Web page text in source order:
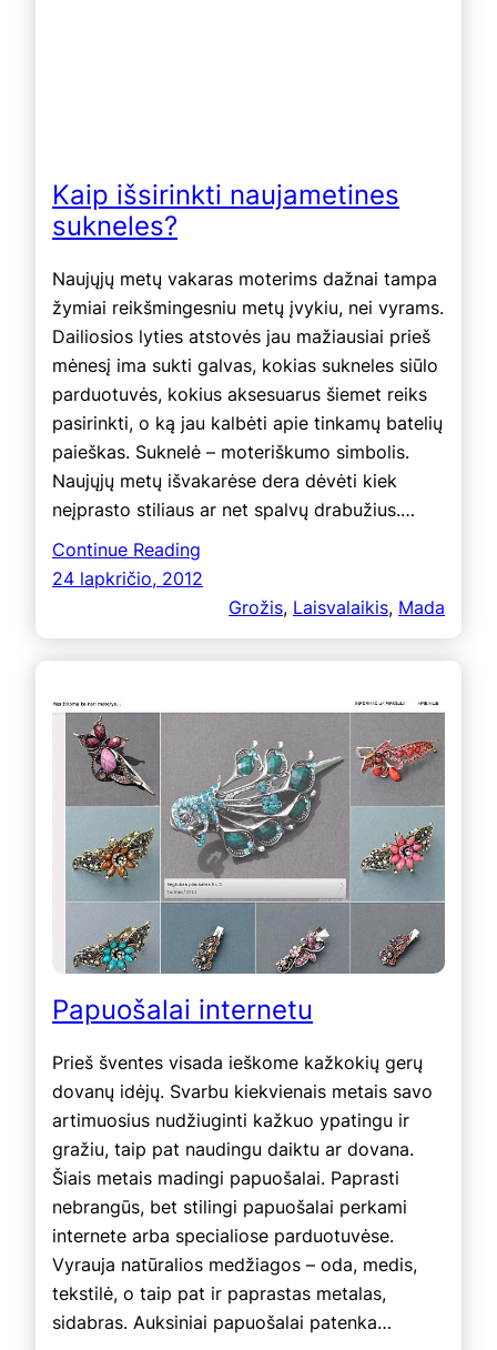
Kaip išsirinkti naujametines
sukneles?
Naujųjų metų vakaras moterims dažnai tampa
žymiai reikšmingesniu metų įvykiu, nei vyrams.
Dailiosios lyties atstovės jau mažiausiai prieš
mėnesį ima sukti galvas, kokias sukneles siūlo
parduotuvės, kokius aksesuarus šiemet reiks
pasirinkti, o ką jau kalbėti apie tinkamų batelių
paieškas. Suknelė – moteriškumo simbolis.
Naujųjų metų išvakarėse dera dėvėti kiek
neįprasto stiliaus ar net spalvų drabužius.…
Continue Reading
24 lapkričio, 2012
Grožis, Laisvalaikis, Mada
Papuošalai internetu
Prieš šventes visada ieškome kažkokių gerų
dovanų idėjų. Svarbu kiekvienais metais savo
artimuosius nudžiuginti kažkuo ypatingu ir
gražiu, taip pat naudingu daiktu ar dovana.
Šiais metais madingi papuošalai. Paprasti
nebrangūs, bet stilingi papuošalai perkami
internete arba specialiose parduotuvėse.
Vyrauja natūralios medžiagos – oda, medis,
tekstilė, o taip pat ir paprastas metalas,
sidabras. Auksiniai papuošalai patenka…